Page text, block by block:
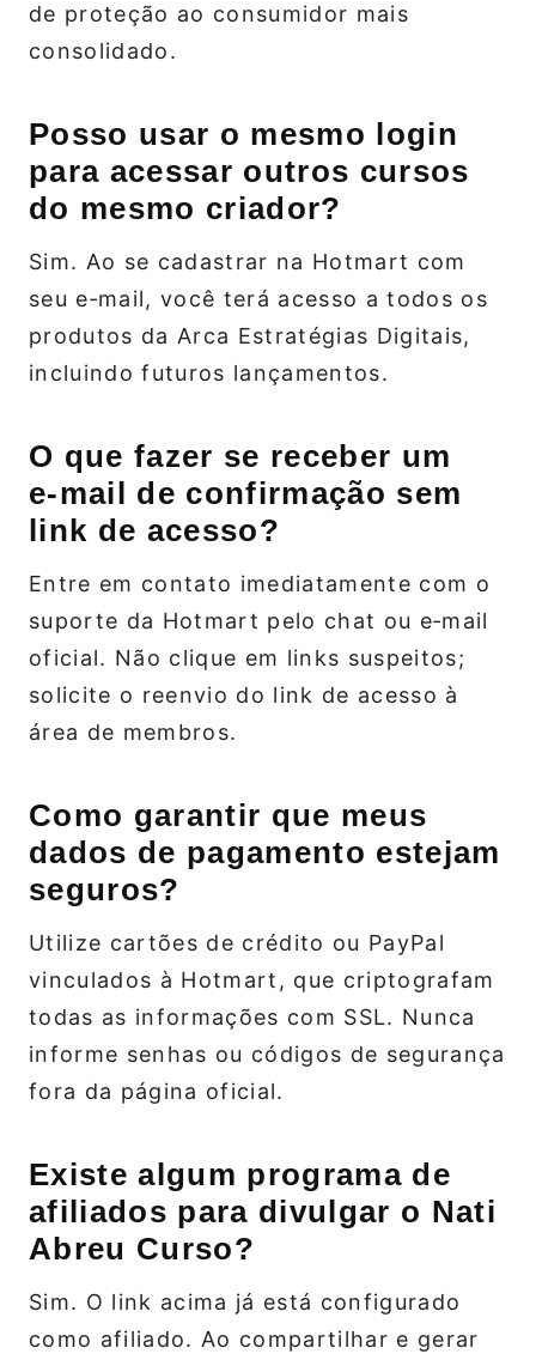
de proteção ao consumidor mais
consolidado.
Posso usar o mesmo login
para acessar outros cursos
do mesmo criador?
Sim. Ao se cadastrar na Hotmart com
seu e‑mail, você terá acesso a todos os
produtos da Arca Estratégias Digitais,
incluindo futuros lançamentos.
O que fazer se receber um
e‑mail de confirmação sem
link de acesso?
Entre em contato imediatamente com o
suporte da Hotmart pelo chat ou e‑mail
oficial. Não clique em links suspeitos;
solicite o reenvio do link de acesso à
área de membros.
Como garantir que meus
dados de pagamento estejam
seguros?
Utilize cartões de crédito ou PayPal
vinculados à Hotmart, que criptografam
todas as informações com SSL. Nunca
informe senhas ou códigos de segurança
fora da página oficial.
Existe algum programa de
afiliados para divulgar o Nati
Abreu Curso?
Sim. O link acima já está configurado
como afiliado. Ao compartilhar e gerar